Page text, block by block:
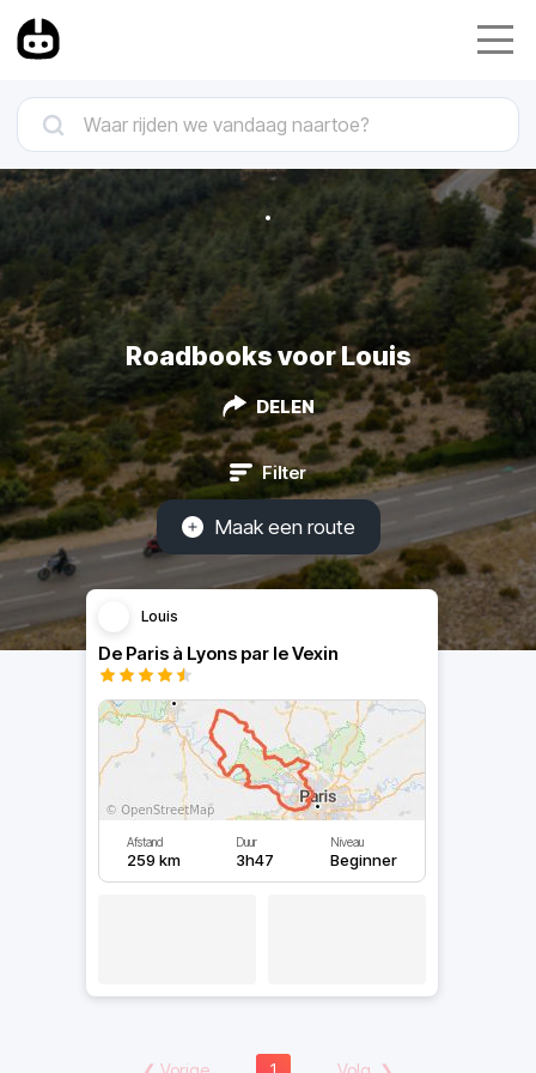
Roadbooks voor Louis
DELEN
Filter
Maak een route
Louis
De Paris à Lyons par le Vexin
Afstand
259 km
Duur
3h47
Niveau
Beginner